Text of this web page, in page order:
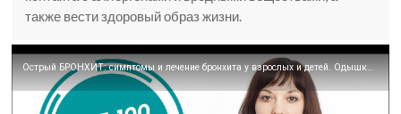
также вести здоровый образ жизни.
Острый БРОНХИТ: симптомы и лечение бронхита у взрослых и детей. Одышка и кашель при бронхите